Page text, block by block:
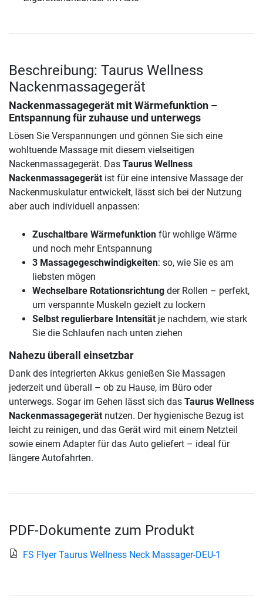
Beschreibung: Taurus Wellness
Nackenmassagegerät
Nackenmassagegerät mit Wärmefunktion –
Entspannung für zuhause und unterwegs
Lösen Sie Verspannungen und gönnen Sie sich eine
wohltuende Massage mit diesem vielseitigen
Nackenmassagegerät. Das Taurus Wellness
Nackenmassagegerät ist für eine intensive Massage der
Nackenmuskulatur entwickelt, lässt sich bei der Nutzung
aber auch individuell anpassen:
Zuschaltbare Wärmefunktion für wohlige Wärme
und noch mehr Entspannung
3 Massagegeschwindigkeiten: so, wie Sie es am
liebsten mögen
Wechselbare Rotationsrichtung der Rollen – perfekt,
um verspannte Muskeln gezielt zu lockern
Selbst regulierbare Intensität je nachdem, wie stark
Sie die Schlaufen nach unten ziehen
Nahezu überall einsetzbar
Dank des integrierten Akkus genießen Sie Massagen
jederzeit und überall – ob zu Hause, im Büro oder
unterwegs. Sogar im Gehen lässt sich das Taurus Wellness
Nackenmassagegerät nutzen. Der hygienische Bezug ist
leicht zu reinigen, und das Gerät wird mit einem Netzteil
sowie einem Adapter für das Auto geliefert – ideal für
längere Autofahrten.
PDF-Dokumente zum Produkt
FS Flyer Taurus Wellness Neck Massager-DEU-1